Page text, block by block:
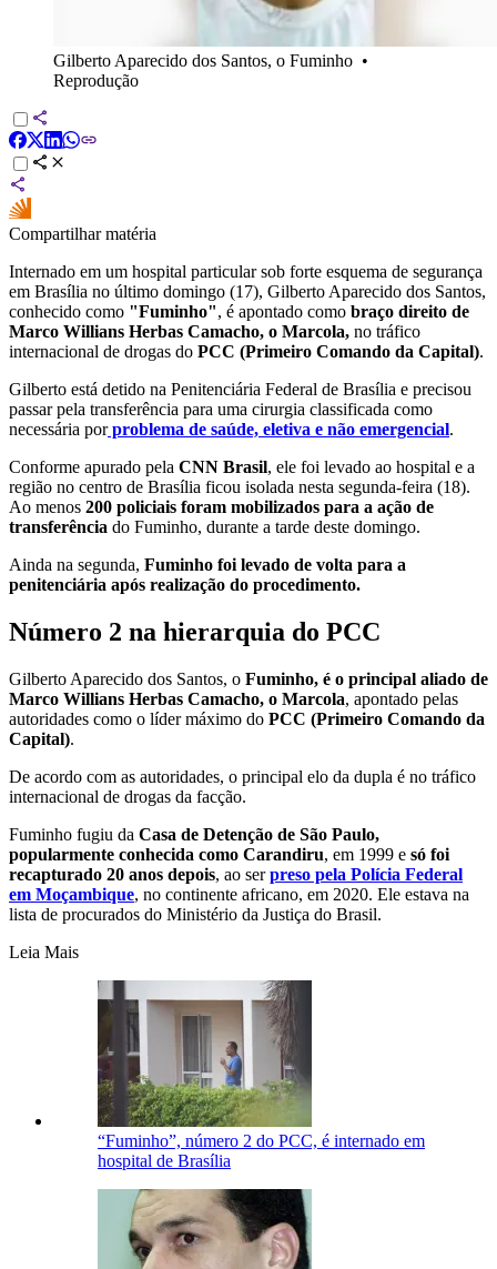
Gilberto Aparecido dos Santos, o Fuminho •
Reprodução
Compartilhar matéria
Internado em um hospital particular sob forte esquema de segurança
em Brasília no último domingo (17), Gilberto Aparecido dos Santos,
conhecido como "Fuminho", é apontado como braço direito de
Marco Willians Herbas Camacho, o Marcola, no tráfico
internacional de drogas do PCC (Primeiro Comando da Capital).
Gilberto está detido na Penitenciária Federal de Brasília e precisou
passar pela transferência para uma cirurgia classificada como
necessária porproblema de saúde, eletiva e não emergencial.
Conforme apurado pela CNN Brasil, ele foi levado ao hospital e a
região no centro de Brasília ficou isolada nesta segunda-feira (18).
Ao menos 200 policiais foram mobilizados para a ação de
transferência do Fuminho, durante a tarde deste domingo.
Ainda na segunda, Fuminho foi levado de volta para a
penitenciária após realização do procedimento.
Número 2 na hierarquia do PCC
Gilberto Aparecido dos Santos, o Fuminho, é o principal aliado de
Marco Willians Herbas Camacho, o Marcola, apontado pelas
autoridades como o líder máximo do PCC (Primeiro Comando da
Capital).
De acordo com as autoridades, o principal elo da dupla é no tráfico
internacional de drogas da facção.
Fuminho fugiu da Casa de Detenção de São Paulo,
popularmente conhecida como Carandiru, em 1999 e só foi
recapturado 20 anos depois, ao serpreso pela Polícia Federal
em Moçambique, no continente africano, em 2020. Ele estava na
lista de procurados do Ministério da Justiça do Brasil.
Leia Mais
“Fuminho”, número 2 do PCC, é internado em
hospital de Brasília